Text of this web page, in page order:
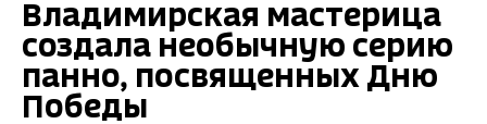
Владимирская мастерица
создала необычную серию
панно, посвященных Дню
Победы